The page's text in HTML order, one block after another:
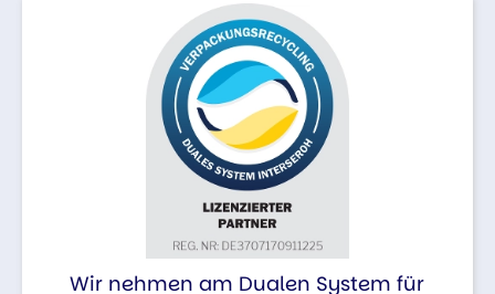
Wir nehmen am Dualen System für